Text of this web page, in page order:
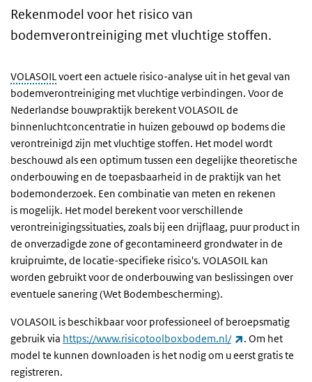
Rekenmodel voor het risico van
bodemverontreiniging met vluchtige stoffen.
VOLASOILvoert een actuele risico-analyse uit in het geval van
bodemverontreiniging met vluchtige verbindingen. Voor de
Nederlandse bouwpraktijk berekent VOLASOIL de
binnenluchtconcentratie in huizen gebouwd op bodems die
verontreinigd zijn met vluchtige stoffen. Het model wordt
beschouwd als een optimum tussen een degelijke theoretische
onderbouwing en de toepasbaarheid in de praktijk van het
bodemonderzoek. Een combinatie van meten en rekenen
is mogelijk. Het model berekent voor verschillende
verontreinigingssituaties, zoals bij een drijflaag, puur product in
de onverzadigde zone of gecontamineerd grondwater in de
kruipruimte, de locatie-specifieke risico's. VOLASOIL kan
worden gebruikt voor de onderbouwing van beslissingen over
eventuele sanering (Wet Bodembescherming).
VOLASOIL is beschikbaar voor professioneel of beroepsmatig
gebruik via https://www.risicotoolboxbodem.nl/ (externe link)
. Om het
model te kunnen downloaden is het nodig om u eerst gratis te
registreren.